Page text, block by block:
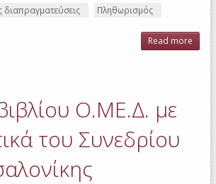
διαπραγματεύσεις Πληθωρισμός
Read more
Ο.ΜΕ.Δ. με
του Συνεδρίου